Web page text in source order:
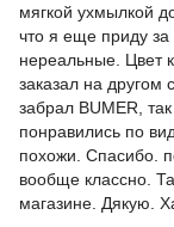
мягкой ухмылкой
что я еще приду
нереальные. Цвет
заказал на другом
забрал BUMER,
понравились по
похожи. Спасибо.
вообще классно.
магазине. Дякую.